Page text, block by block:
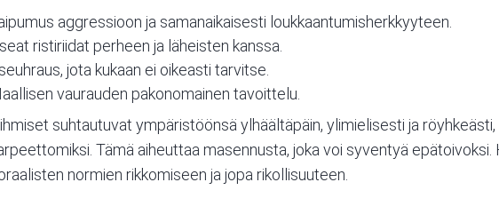
aggressioon ja samanaikaisesti loukkaantumisherkkyyteen.
ristiriidat perheen ja läheisten kanssa.
jota kukaan ei oikeasti tarvitse.
vaurauden pakonomainen tavoittelu.
suhtautuvat ympäristöönsä ylhäältäpäin, ylimielisesti ja röyhkeästi,
Tämä aiheuttaa masennusta, joka voi syventyä
normien rikkomiseen ja jopa rikollisuuteen.